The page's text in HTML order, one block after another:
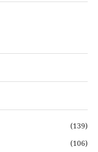
(139)
(106)